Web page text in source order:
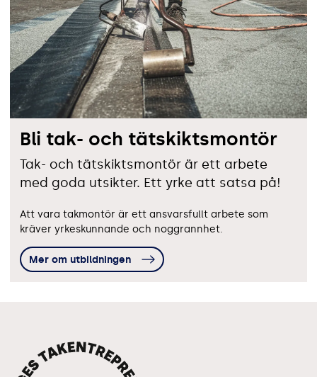
Bli tak- och tätskiktsmontör
Tak- och tätskiktsmontör är ett arbete
med goda utsikter. Ett yrke att satsa på!
Att vara takmontör är ett ansvarsfullt arbete som
kräver yrkeskunnande och noggrannhet.
Mer om utbildningen